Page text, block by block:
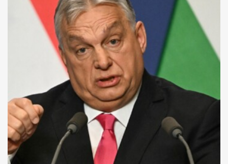
Jelentkezett az ötös lottó
nyertese: kiderült, mire költi
a...